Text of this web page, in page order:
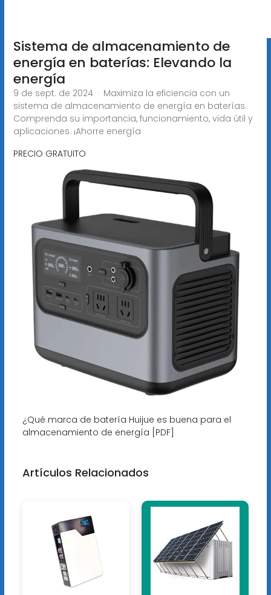
Sistema de almacenamiento de
energía en baterías: Elevando la
energía
9 de sept. de 2024 · Maximiza la eficiencia con un
sistema de almacenamiento de energía en baterías.
Comprenda su importancia, funcionamiento, vida útil y
aplicaciones. ¡Ahorre energía
PRECIO GRATUITO
¿Qué marca de batería Huijue es buena para el
almacenamiento de energía [PDF]
Artículos Relacionados